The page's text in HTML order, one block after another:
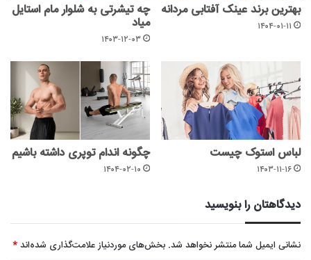
بهترین برند عینک آفتابی مردانه
۱۴۰۴-۰۱-۱۱
چه تیشرتی به شلوار مام استایل
میاد
۱۴۰۳-۱۲-۰۳
لباس استوک چیست
۱۴۰۳-۱۱-۱۶
چگونه اندام توپری داشته باشیم
۱۴۰۴-۰۲-۱۰
دیدگاهتان را بنویسید
نشانی ایمیل شما منتشر نخواهد شد. بخش‌های موردنیاز علامت‌گذاری شده‌اند*